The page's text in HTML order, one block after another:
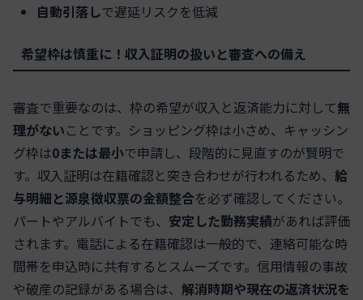
自動引落しで遅延リスクを低減
希望枠は慎重に！収入証明の扱いと審査への備え
審査で重要なのは、枠の希望が収入と返済能力に対して無
理がないことです。ショッピング枠は小さめ、キャッシン
グ枠は0または最小で申請し、段階的に見直すのが賢明で
す。収入証明は在籍確認と突き合わせが行われるため、 給
与明細と源泉徴収票の金額整合を必ず確認してください。
パートやアルバイトでも、 安定した勤務実績があれば評価
されます。電話による在籍確認は一般的で、連絡可能な時
間帯を申込時に共有するとスムーズです。信用情報の事故
や破産の記録がある場合は、 解消時期や現在の返済状況を